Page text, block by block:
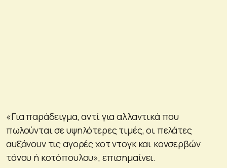
«Για παράδειγμα, αντί για αλλαντικά που
πωλούνται σε υψηλότερες τιμές, οι πελάτες
αυξάνουν τις αγορές χοτ ντογκ και κονσερβών
τόνου ή κοτόπουλου», επισημαίνει.